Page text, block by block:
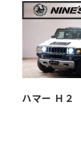
ハマー Ｈ２